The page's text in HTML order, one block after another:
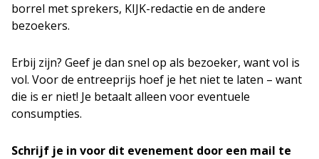
borrel met sprekers, KIJK-redactie en de andere
bezoekers.
Erbij zijn? Geef je dan snel op als bezoeker, want vol is
vol. Voor de entreeprijs hoef je het niet te laten – want
die is er niet! Je betaalt alleen voor eventuele
consumpties.
Schrijf je in voor dit evenement door een mail te